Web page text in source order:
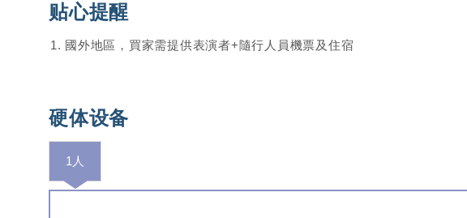
贴心提醒
國外地區，買家需提供表演者+隨行人員機票及住宿
硬体设备
1人